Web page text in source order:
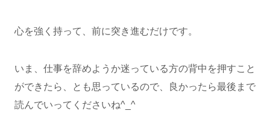
心を強く持って、前に突き進むだけです。
いま、仕事を辞めようか迷っている方の背中を押すこと
ができたら、とも思っているので、良かったら最後まで
読んでいってくださいね^_^